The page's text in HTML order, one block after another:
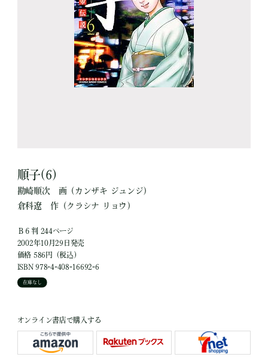
順子(6)
勘崎順次 画 （カンザキ ジュンジ）
倉科遼
作（クラシナ リョウ）
Ｂ６判 244ページ
2002年10月29日発売
価格 586円（税込）
ISBN 978-4-408-16692-6
在庫なし
オンライン書店で購入する